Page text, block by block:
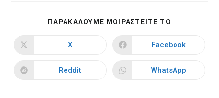
ΠΑΡΑΚΑΛΟΥΜΕ ΜΟΙΡΑΣΤΕΙΤΕ ΤΟ
CONTENT
Opens
new
window
X
Opens
new
window
Facebook
Opens
Reddit
Opens
WhatsApp